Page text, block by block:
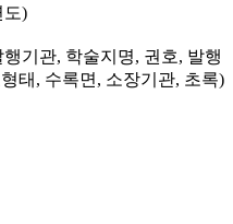
도)
기관, 학술지명, 권호, 발행
태, 수록면, 소장기관, 초록)